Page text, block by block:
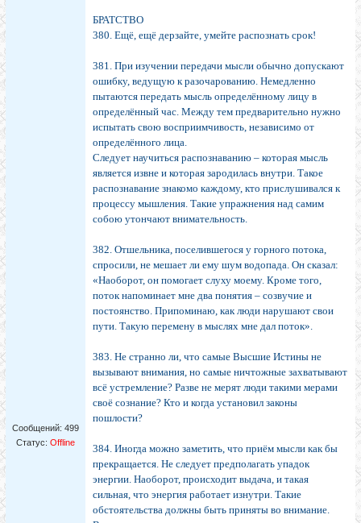
Сообщений: 499
Статус: Offline
БРАТСТВО
380. Ещё, ещё дерзайте, умейте распознать срок!
381. При изучении передачи мысли обычно допускают
ошибку, ведущую к разочарованию. Немедленно
пытаются передать мысль определённому лицу в
определённый час. Между тем предварительно нужно
испытать свою восприимчивость, независимо от
определённого лица.
Следует научиться распознаванию – которая мысль
является извне и которая зародилась внутри. Такое
распознавание знакомо каждому, кто прислушивался к
процессу мышления. Такие упражнения над самим
собою утончают внимательность.
382. Отшельника, поселившегося у горного потока,
спросили, не мешает ли ему шум водопада. Он сказал:
«Наоборот, он помогает слуху моему. Кроме того,
поток напоминает мне два понятия – созвучие и
постоянство. Припоминаю, как люди нарушают свои
пути. Такую перемену в мыслях мне дал поток».
383. Не странно ли, что самые Высшие Истины не
вызывают внимания, но самые ничтожные захватывают
всё устремление? Разве не мерят люди такими мерами
своё сознание? Кто и когда установил законы
пошлости?
384. Иногда можно заметить, что приём мысли как бы
прекращается. Не следует предполагать упадок
энергии. Наоборот, происходит выдача, и такая
сильная, что энергия работает изнутри. Такие
обстоятельства должны быть приняты во внимание.